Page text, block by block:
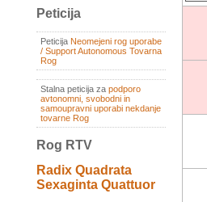
Peticija
Peticija Neomejeni rog uporabe
/ Support Autonomous Tovarna
Rog
Stalna peticija za podporo
avtonomni, svobodni in
samoupravni uporabi nekdanje
tovarne Rog
Rog RTV
Radix Quadrata
Sexaginta Quattuor